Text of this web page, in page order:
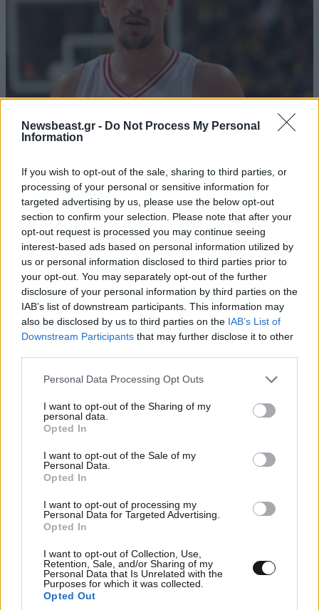
Newsbeast.gr - Do Not Process My Personal
Information
If you wish to opt-out of the sale, sharing to third parties, or
processing of your personal or sensitive information for
targeted advertising by us, please use the below opt-out
section to confirm your selection. Please note that after your
opt-out request is processed you may continue seeing
interest-based ads based on personal information utilized by
us or personal information disclosed to third parties prior to
your opt-out. You may separately opt-out of the further
disclosure of your personal information by third parties on the
IAB’s list of downstream participants. This information may
also be disclosed by us to third parties on the IAB’s List of
Downstream Participants that may further disclose it to other
Please note that this website/app uses one or more Google
not limited to your visit or usage behaviour. You may click to
grant or deny consent to Google and its third-party tags to
use your data for below specified purposes in below Google
consent section.
Personal Data Processing Opt Outs
I want to opt-out of the Sharing of my
personal data.
Opted In
I want to opt-out of the Sale of my
Personal Data.
Opted In
I want to opt-out of processing my
Personal Data for Targeted Advertising.
Opted In
I want to opt-out of Collection, Use,
Retention, Sale, and/or Sharing of my
Personal Data that Is Unrelated with the
Purposes for which it was collected.
Opted Out
ΑΘΛΗΤΙΚΑ07·08·2026 21:30
υπογράφει σε ελληνική ομάδα-έκπληξη!